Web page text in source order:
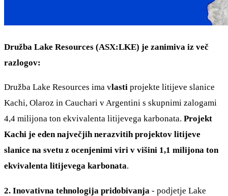
Družba Lake Resources (ASX:LKE) je zanimiva iz več
razlogov:
Družba Lake Resources ima vlasti projekte litijeve slanice
Kachi, Olaroz in Cauchari v Argentini s skupnimi zalogami
4,4 milijona ton ekvivalenta litijevega karbonata. Projekt
Kachi je eden največjih nerazvitih projektov litijeve
slanice na svetu z ocenjenimi viri v višini 1,1 milijona ton
ekvivalenta litijevega karbonata.
2. Inovativna tehnologija pridobivanja - podjetje Lake